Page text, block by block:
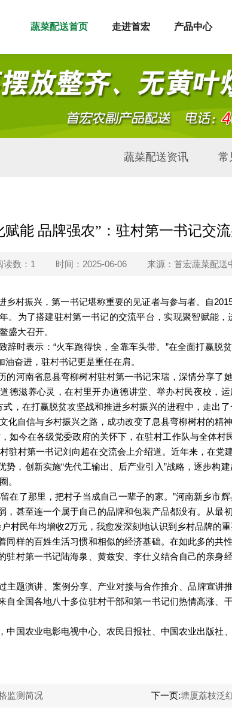
蔬菜配送首页 走进首宏 产品中心
蔬菜配送资讯 常
赋能 品牌强农”：驻村第一书记交
读数：1 时间：2025-06-06 来源：首宏蔬菜配送
村振兴，第一书记堪称重要的见证者与参与者。自
。为了搭建驻村第一书记的交流平台，实现聚智赋能
盛大召开。
时表示：“火车跑得快，全靠车头带。”在全面打赢脱
奋进，驻村书记更是重任在肩。
河南省息县弯柳树村驻村第一书记宋瑞，深情分享了
德滋养心灵，在村里开办道德讲堂、举办村民夜校，
式，在打赢脱贫攻坚战和推进乡村振兴的进程中，走出
化自信与乡村振兴之路，成功改变了息县弯柳树村的精神
今在各级党委政府的关怀下，在驻村工作队与全体村民
驻村第一书记刘向超在交流会上介绍道。近年来，在党
，创新实施“先代工输出、后产业引入”战略，逐步构
。
了那里，把村子当成自己一辈子的家。”河南新乡市辉
，甚至连一个属于自己的品牌和包装产品都没有。从最
村民年均增收2万元，我愈发深刻地认识到乡村品牌的
样的百姓生活习惯和相似的经济基础。在如此多的共
驻村第一书记陆海泉、黄兹安、李仕义结合自己的亲身
题演讲、案例分享、产业对接与合作推介、品牌宣讲
自全国各地八十多位驻村干部和第一书记们热情高涨、
国农业电影电视中心、农民日报社、中国农业出版社
监测简况 下一页:塘厦荔枝泛